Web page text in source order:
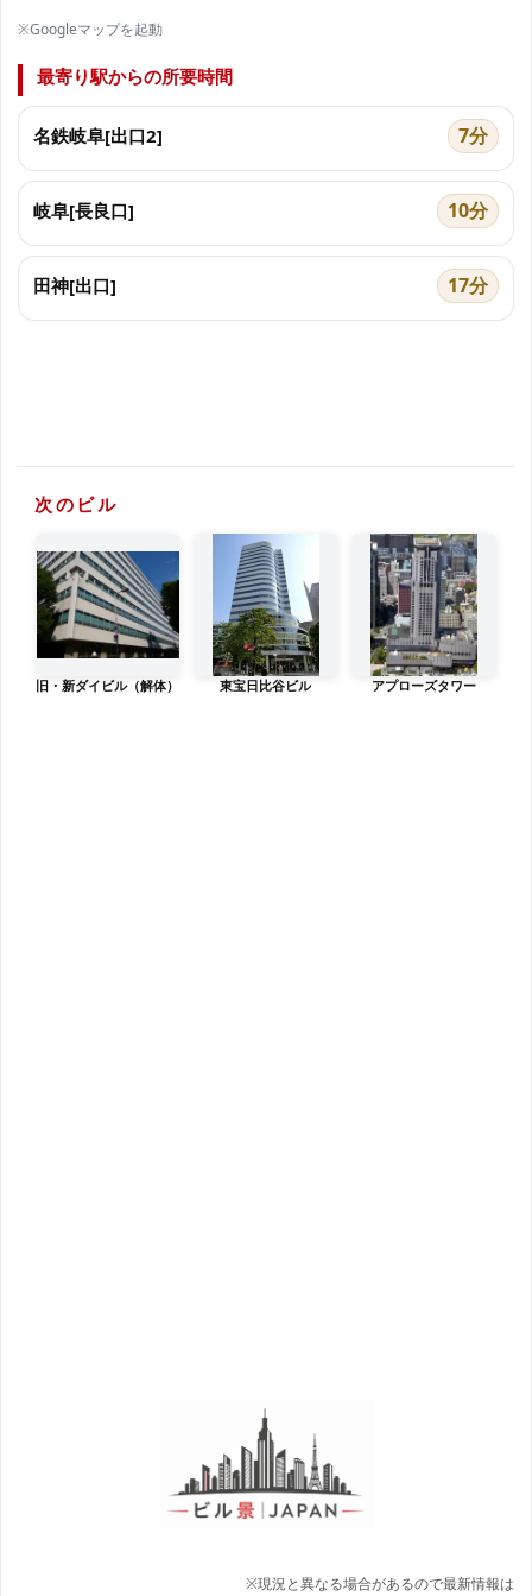
※Googleマップを起動
最寄り駅からの所要時間
名鉄岐阜[出口2] 7分
岐阜[長良口] 10分
田神[出口] 17分
次のビル
旧・新ダイビル（解体） 東宝日比谷ビル アプローズタワー
※現況と異なる場合があるので最新情報は